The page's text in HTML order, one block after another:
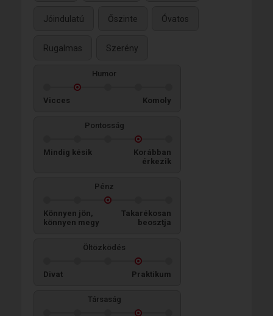
Jóindulatú Őszinte Óvatos
Rugalmas Szerény
Humor
Vicces Komoly
Pontosság
Mindig késik
Korábban
érkezik
Pénz
Könnyen jön,
könnyen megy
Takarékosan
beosztja
Öltözködés
Divat Praktikum
Társaság